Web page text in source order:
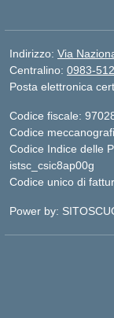
Indirizzo: Via
Centralino: 0983-
Posta elettronica
Codice fiscale:
Codice
Codice Indice delle
istsc_csic8ap00g
Codice unico di
Power by: